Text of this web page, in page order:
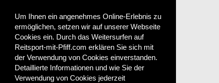
Um Ihnen ein angenehmes Online-Erlebnis zu
ermöglichen, setzen wir auf unserer Webseite
Cookies ein. Durch das Weitersurfen auf
Reitsport-mit-Pfiff.com erklären Sie sich mit
der Verwendung von Cookies einverstanden.
Detaillierte Informationen und wie Sie der
Verwendung von Cookies jederzeit
Versand
Das sagen unsere Kunden